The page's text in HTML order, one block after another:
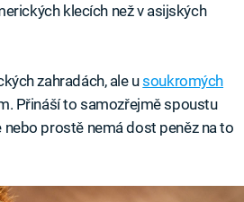
klecích než v asijských
zahradách, ale usoukromých
Přináší to samozřejmě spoustu
prostě nemá dost peněz na to